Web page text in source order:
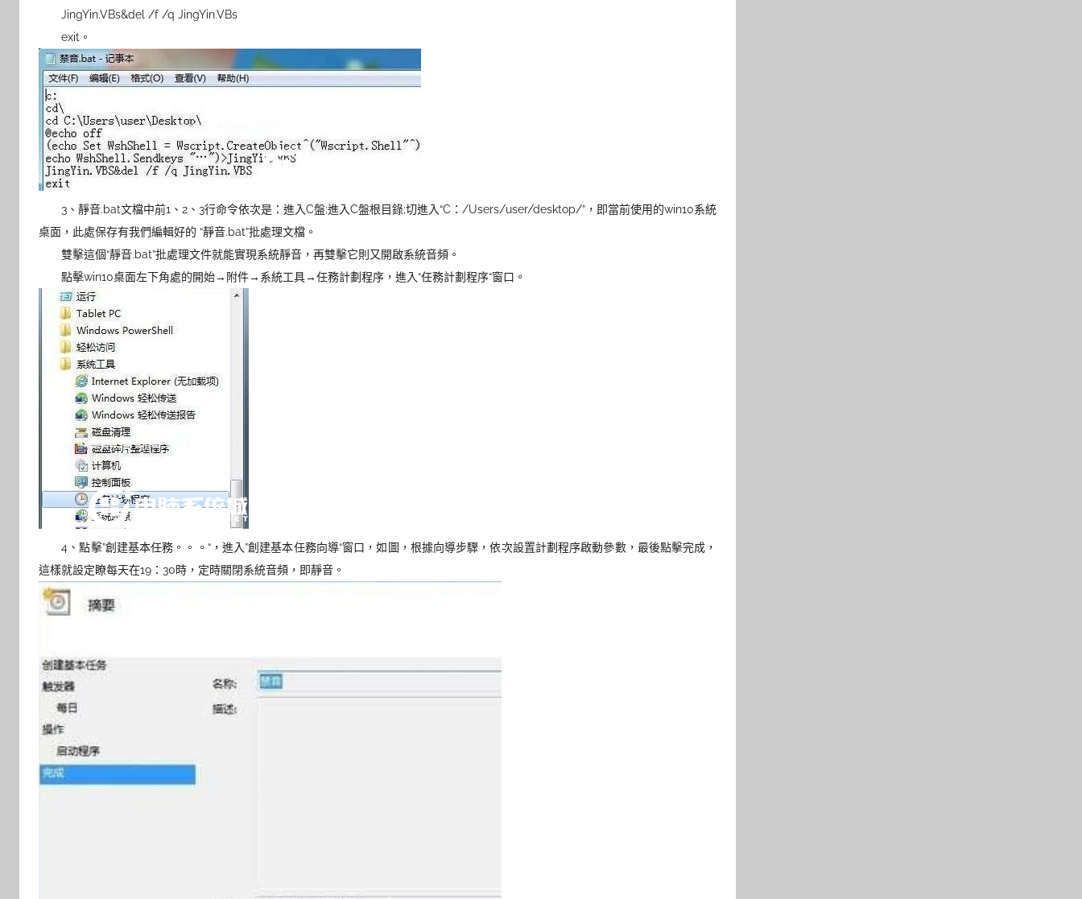
JingYin.VBs&del /f /q JingYin.VBs
exit。
3、靜音.bat文檔中前1、2、3行命令依次是：進入C盤;進入C盤根目錄;切進入“C：/Users/user/desktop/”，即當前使用的win10系統
桌面，此處保存有我們編輯好的 “靜音.bat”批處理文檔。
雙擊這個“靜音.bat”批處理文件就能實現系統靜音，再雙擊它則又開啟系統音頻。
點擊win10桌面左下角處的開始→附件→系統工具→任務計劃程序，進入“任務計劃程序“窗口。
4、點擊”創建基本任務。。。“，進入”創建基本任務向導“窗口，如圖，根據向導步驟，依次設置計劃程序啟動參數，最後點擊完成，
這樣就設定瞭每天在19：30時，定時關閉系統音頻，即靜音。